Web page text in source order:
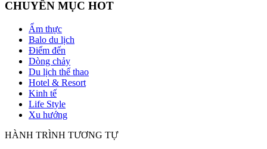
CHUYÊN MỤC HOT
Ẩm thực
Balo du lịch
Điểm đến
Dòng chảy
Du lịch thể thao
Hotel & Resort
Kinh tế
Life Style
Xu hướng
HÀNH TRÌNH TƯƠNG TỰ